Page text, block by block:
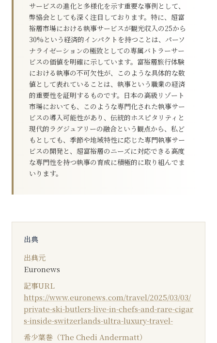
サービスの進化と多様化を示す重要な事例として、
弊協会としても深く注目しております。特に、超富
裕層市場における執事サービスが観光収入の25から
30%という経済的インパクトを持つことは、パーソ
ナライゼーションの極致としての専属バトラーサー
ビスの価値を明確に示しています。富裕層旅行体験
における執事の不可欠性が、このような具体的な数
値として表れていることは、執事という職業の経済
的重要性を証明するものです。日本の高級リゾート
市場においても、このような専門化された執事サー
ビスの導入可能性があり、伝統的ホスピタリティと
現代的ラグジュアリーの融合という観点から、私ど
もとしても、季節や地域特性に応じた専門執事サー
ビスの開発と、超富裕層のニーズに対応できる高度
な専門性を持つ執事の育成に積極的に取り組んでま
いります。
出典
出典元
Euronews
記事URL
https://www.euronews.com/travel/2025/03/03/
private-ski-butlers-live-in-chefs-and-rare-cigar
s-inside-switzerlands-ultra-luxury-travel-
希少葉巻（The Chedi Andermatt）